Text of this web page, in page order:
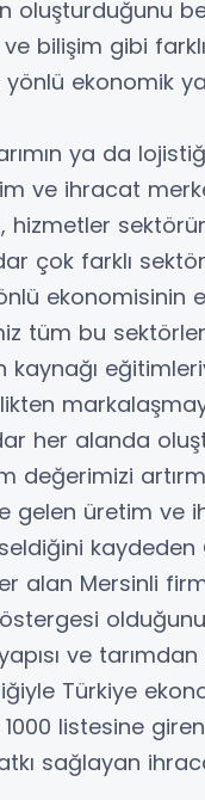
oluşturduğunu
bilişim gibi
ekonomik
ya da
ve ihracat
hizmetler
çok farklı
ekonomisinin
tüm bu
her alanda
gelen üretim ve
kaydeden
alan Mersinli
ve
Türkiye
1000 listesine
sağlayan